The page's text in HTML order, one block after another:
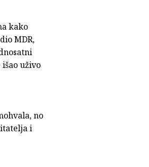
kako
MDR,
uživo
no
i